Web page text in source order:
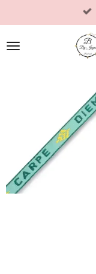
direct
naar